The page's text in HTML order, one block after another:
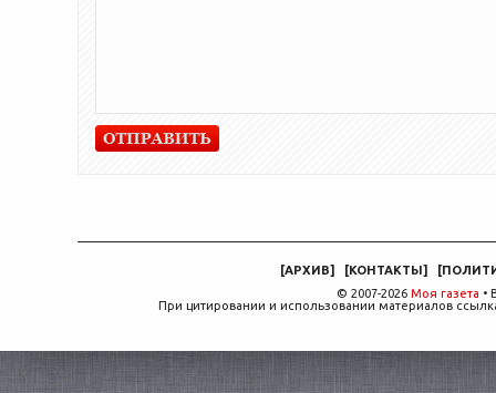
[АРХИВ] [КОНТАКТЫ] [
© 2007-2026 Моя газета •
При цитировании и использовании материалов